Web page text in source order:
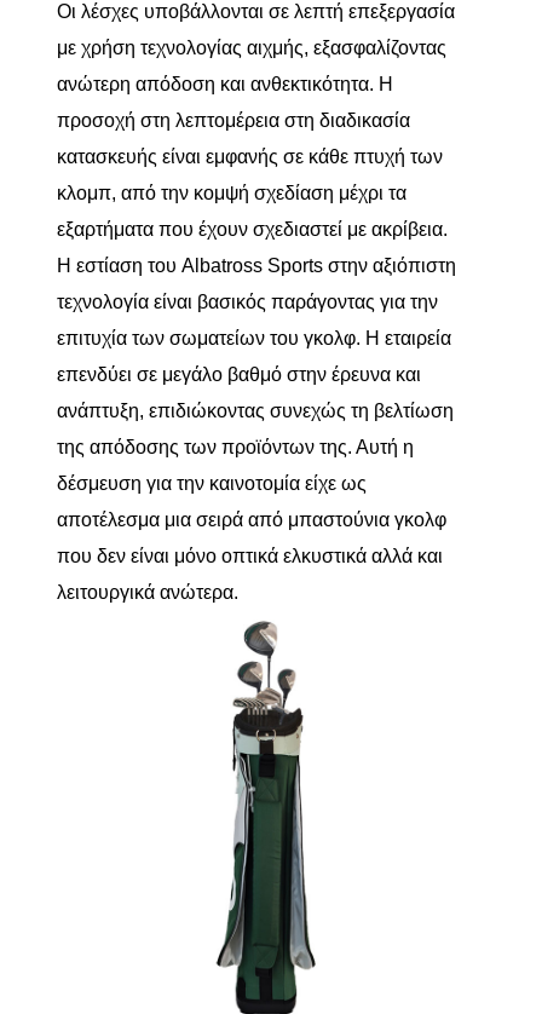
Οι λέσχες υποβάλλονται σε λεπτή επεξεργασία
με χρήση τεχνολογίας αιχμής, εξασφαλίζοντας
ανώτερη απόδοση και ανθεκτικότητα. Η
προσοχή στη λεπτομέρεια στη διαδικασία
κατασκευής είναι εμφανής σε κάθε πτυχή των
κλομπ, από την κομψή σχεδίαση μέχρι τα
εξαρτήματα που έχουν σχεδιαστεί με ακρίβεια.
Η εστίαση του Albatross Sports στην αξιόπιστη
τεχνολογία είναι βασικός παράγοντας για την
επιτυχία των σωματείων του γκολφ. Η εταιρεία
επενδύει σε μεγάλο βαθμό στην έρευνα και
ανάπτυξη, επιδιώκοντας συνεχώς τη βελτίωση
της απόδοσης των προϊόντων της. Αυτή η
δέσμευση για την καινοτομία είχε ως
αποτέλεσμα μια σειρά από μπαστούνια γκολφ
που δεν είναι μόνο οπτικά ελκυστικά αλλά και
λειτουργικά ανώτερα.